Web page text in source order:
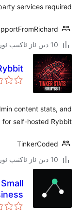
services required.
10 دىن ئاز ئاكتىپ ئورنىتىش
content stats, and
self-hosted Rybbit.
TinkerCoded
10 دىن ئاز ئاكتىپ ئورنىتىش